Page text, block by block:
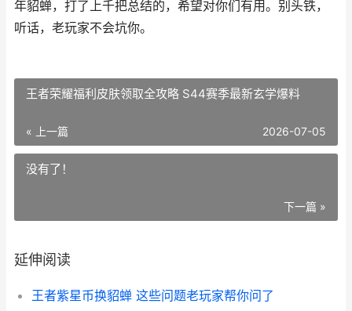
年貂蝉，打了上千把总结的，希望对你们有用。别头铁，
听话，老玩家不会坑你。
王者荣耀福利皮肤领取全攻略 S44赛季最新玄学爆料
« 上一篇 2026-07-05
没有了！
下一篇 »
延伸阅读
王者紫星币换貂蝉 这些问题老玩家帮你问了